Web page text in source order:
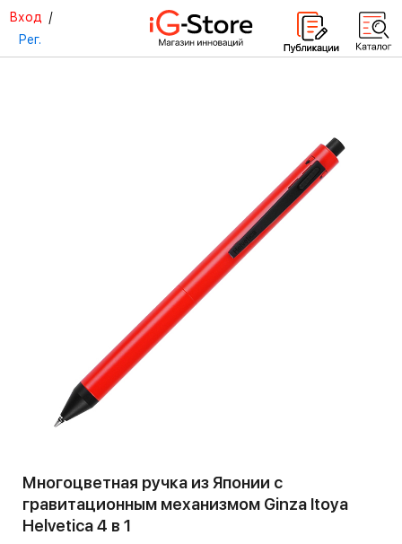
Вход /
Рег.
Многоцветная ручка из Японии с
гравитационным механизмом Ginza Itoya
Helvetica 4 в 1